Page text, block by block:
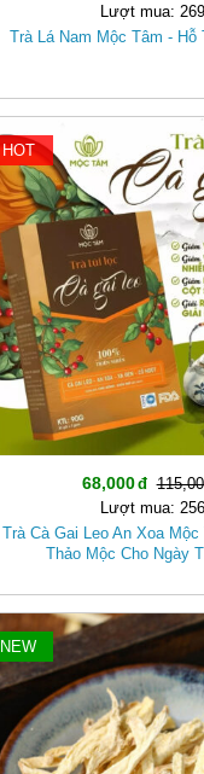
Lượt mua: 269
Trà Lá Nam Mộc Tâm - Hỗ
HOT
68,000
Lượt mua: 256
Trà Cà Gai Leo An Xoa
Thảo Mộc Cho Ngày
NEW